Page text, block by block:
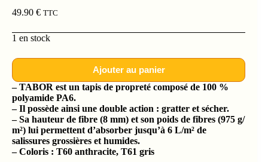
49.90 € TTC
1 en stock
Ajouter au panier
– TABOR est un tapis de propreté composé de 100 %
polyamide PA6.
– Il possède ainsi une double action : gratter et sécher.
– Sa hauteur de fibre (8 mm) et son poids de fibres (975 g/
m²) lui permettent d’absorber jusqu’à 6 L/m² de
salissures grossières et humides.
– Coloris : T60 anthracite, T61 gris